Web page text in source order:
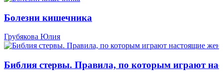
Болезни кишечника
Грубякова Юлия
Библия стервы. Правила, по которым играют